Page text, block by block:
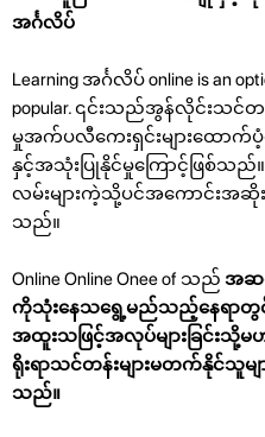
အင်္ဂလိပ်
Learning အင်္ဂလိပ် online is an
popular. ၎င်းသည်အွန်လိုင်းသင်တ
မှုအက်ပလီကေးရှင်းများထော
နှင့်အသုံးပြုနိုင်မှုကြောင့်ဖြစ်သ
လမ်းများကဲ့သို့ပင်အကောင်းအဆိုးမ
သည်။
Online Online Onee of သည် အဆင်
ကိုသုံးနေသရွေ့မည်သည့်နေရာ
အထူးသဖြင့်အလုပ်များခြင်း
ရိုးရာသင်တန်းများမတက်နိုင်သူ
သည်။